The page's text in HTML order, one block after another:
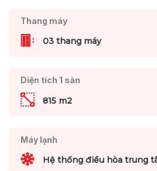
Thang máy
03 thang máy
Diện tích 1 sàn
815 m2
Máy lạnh
Hệ thống điều hòa trung